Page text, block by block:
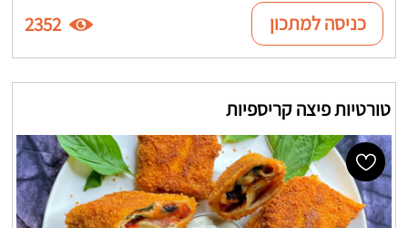
כניסה למתכון 2352
טורטיות פיצה קריספיות